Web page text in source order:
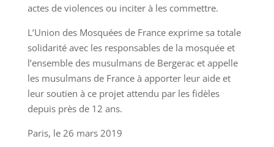
actes de violences ou inciter à les commettre.
L’Union des Mosquées de France exprime sa totale
solidarité avec les responsables de la mosquée et
l’ensemble des musulmans de Bergerac et appelle
les musulmans de France à apporter leur aide et
leur soutien à ce projet attendu par les fidèles
depuis près de 12 ans.
Paris, le 26 mars 2019